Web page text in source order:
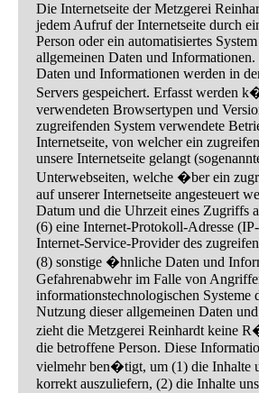
Die Internetseite der Metzgerei
jedem Aufruf der Internetseite durch
Person oder ein automatisiertes
allgemeinen Daten und Informationen.
Daten und Informationen werden in
Servers gespeichert. Erfasst werden
verwendeten Browsertypen und
zugreifenden System verwendete
Internetseite, von welcher ein
unsere Internetseite gelangt
Unterwebseiten, welche �ber ein
auf unserer Internetseite angesteuert
Datum und die Uhrzeit eines Zugriffs
(6) eine Internet-Protokoll-Adresse
Internet-Service-Provider des
(8) sonstige �hnliche Daten und
Gefahrenabwehr im Falle von
informationstechnologischen Systeme
Nutzung dieser allgemeinen Daten
zieht die Metzgerei Reinhardt keine
die betroffene Person. Diese
vielmehr ben�tigt, um (1) die Inhalte
korrekt auszuliefern, (2) die Inhalte